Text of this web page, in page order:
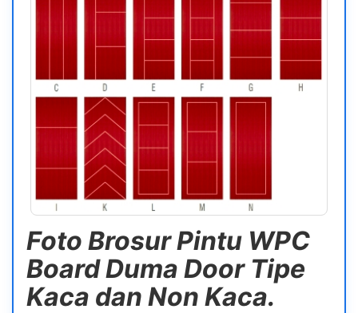
Foto Brosur Pintu WPC
Board Duma Door Tipe
Kaca dan Non Kaca.